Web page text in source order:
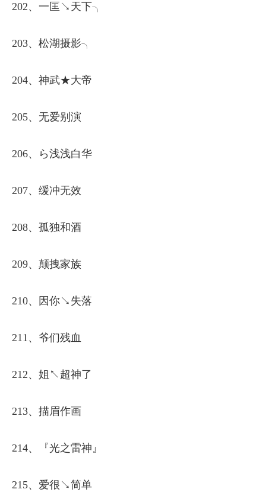
202、一匡↘天下╮
203、松湖摄影╮
204、神武★大帝
205、无爱别演
206、ら浅浅白华
207、缓冲无效
208、孤独和酒
209、颠拽家族
210、因你↘失落
211、爷们残血
212、姐↖超神了
213、描眉作画
214、『光之雷神』
215、爱很↘简单